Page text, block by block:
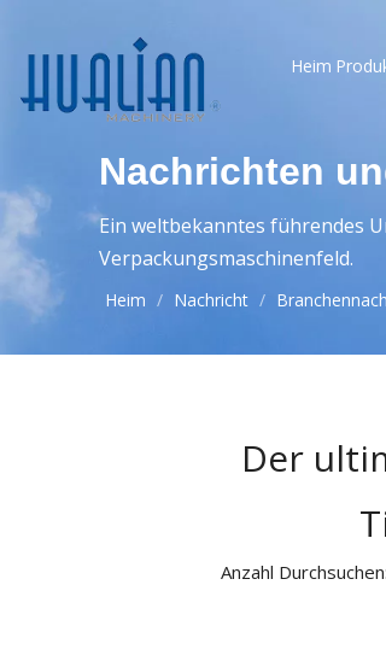
Heim
Nachrichten
Ein weltbekanntes führendes
Verpackungsmaschinenfeld.
Heim / Nachricht /
Der
Anzahl Durchsuchen: